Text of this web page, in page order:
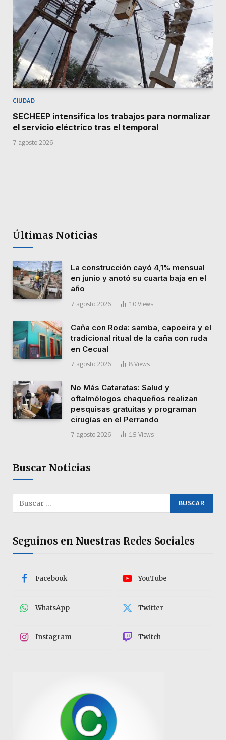
CIUDAD
SECHEEP intensifica los trabajos para normalizar
el servicio eléctrico tras el temporal
7 agosto 2026
Últimas Noticias
La construcción cayó 4,1% mensual
en junio y anotó su cuarta baja en el
año
7 agosto 2026 10 Views
Caña con Roda: samba, capoeira y el
tradicional ritual de la caña con ruda
en Cecual
7 agosto 2026 8 Views
No Más Cataratas: Salud y
oftalmólogos chaqueños realizan
pesquisas gratuitas y programan
cirugías en el Perrando
7 agosto 2026 15 Views
Buscar Noticias
Seguinos en Nuestras Redes Sociales
Facebook YouTube
WhatsApp Twitter
Instagram Twitch